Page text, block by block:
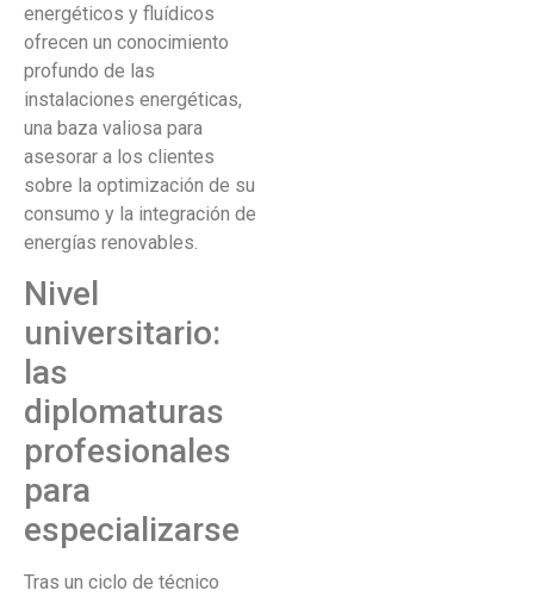
energéticos y fluídicos
ofrecen un conocimiento
profundo de las
instalaciones energéticas,
una baza valiosa para
asesorar a los clientes
sobre la optimización de su
consumo y la integración de
energías renovables.
Nivel
universitario:
las
diplomaturas
profesionales
para
especializarse
Tras un ciclo de técnico